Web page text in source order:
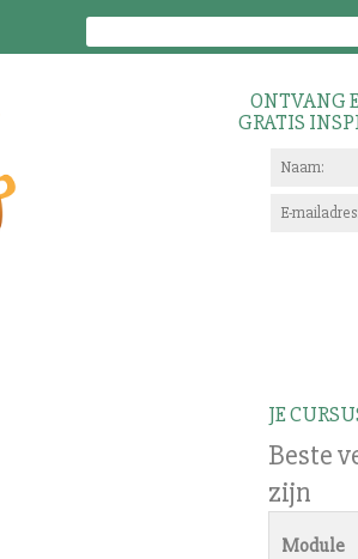
ONTVANG
GRATIS
JE
Beste
zijn
Module